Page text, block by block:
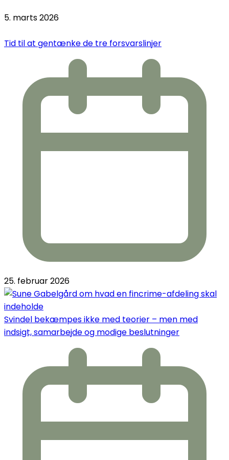
5. marts 2026
Tid til at gentænke de tre forsvarslinjer
25. februar 2026
Svindel bekæmpes ikke med teorier – men med
indsigt, samarbejde og modige beslutninger